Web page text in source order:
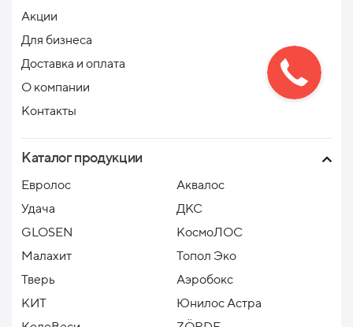
Акции
Для бизнеса
Доставка и оплата
О компании
Контакты
Каталог продукции
Евролос
Аквалос
Удача
ДКС
GLOSEN
КосмоЛОС
Малахит
Топол Эко
Тверь
Аэробокс
КИТ
Юнилос Астра